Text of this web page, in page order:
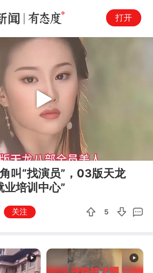
打开
Play
叫“找演员”，03版天龙
业培训中心”
关注 5